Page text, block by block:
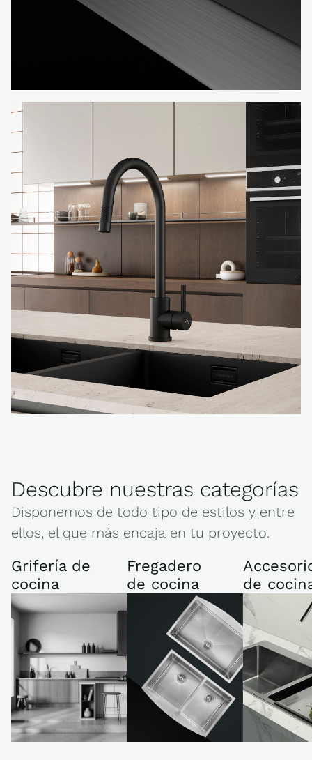
Descubre nuestras categorías
Disponemos de todo tipo de estilos y entre
ellos, el que más encaja en tu proyecto.
Grifería de
cocina
Fregadero
de cocina
de